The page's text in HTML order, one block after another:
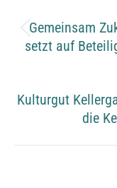
Gemeinsam
setzt auf
Kulturgut
die